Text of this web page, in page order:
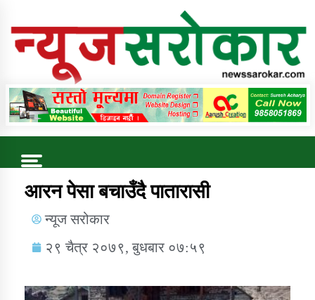
Online News Portal
Trending Now
आरन पेसा बचाउँदै पातारासी
न्यूज सरोकार
२९ चैत्र २०७९, बुधबार ०७:५९